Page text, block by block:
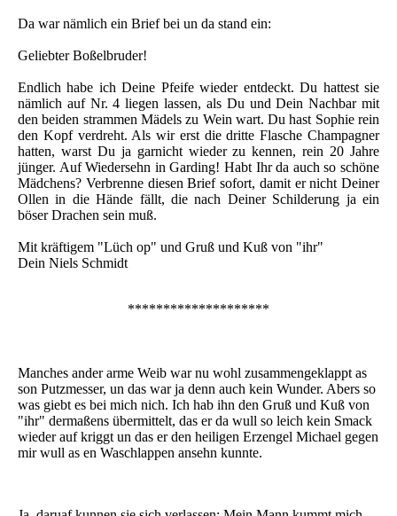
Da war nämlich ein Brief bei un da stand ein:
Geliebter Boßelbruder!
Endlich habe ich Deine Pfeife wieder entdeckt. Du hattest sie
nämlich auf Nr. 4 liegen lassen, als Du und Dein Nachbar mit
den beiden strammen Mädels zu Wein wart. Du hast Sophie rein
den Kopf verdreht. Als wir erst die dritte Flasche Champagner
hatten, warst Du ja garnicht wieder zu kennen, rein 20 Jahre
jünger. Auf Wiedersehn in Garding! Habt Ihr da auch so schöne
Mädchens? Verbrenne diesen Brief sofort, damit er nicht Deiner
Ollen in die Hände fällt, die nach Deiner Schilderung ja ein
böser Drachen sein muß.
Mit kräftigem "Lüch op" und Gruß und Kuß von "ihr"
Dein Niels Schmidt
********************
Manches ander arme Weib war nu wohl zusammengeklappt as
son Putzmesser, un das war ja denn auch kein Wunder. Abers so
was giebt es bei mich nich. Ich hab ihn den Gruß und Kuß von
"ihr" dermaßens übermittelt, das er da wull so leich kein Smack
wieder auf kriggt un das er den heiligen Erzengel Michael gegen
mir wull as en Waschlappen ansehn kunnte.